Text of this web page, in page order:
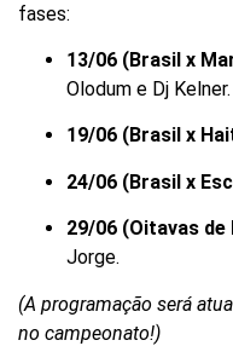
fases:
13/06 (Brasil x
Olodum e Dj Kelner.
19/06 (Brasil x
24/06 (Brasil x
29/06 (Oitavas de
Jorge.
(A programação será
no campeonato!)